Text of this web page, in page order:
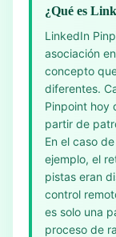
¿Qué es
LinkedIn
asociación
concepto
diferentes.
Pinpoint hoy
partir de
En el caso
ejemplo, el
pistas eran
control
es solo una
proceso de